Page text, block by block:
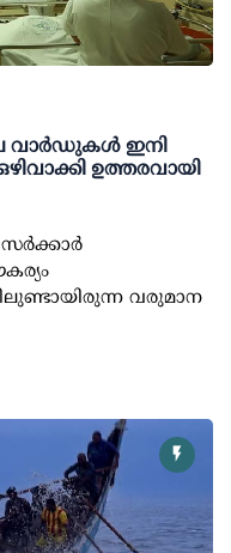
വാര്‍ഡുകള്‍ ഇനി
ഉത്തരവായി
വരുമാന